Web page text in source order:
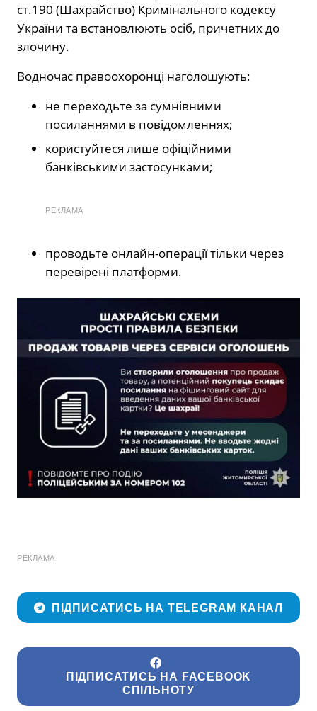
ст.190 (Шахрайство) Кримінального кодексу
України та встановлюють осіб, причетних до
злочину.
Водночас правоохоронці наголошують:
не переходьте за сумнівними
посиланнями в повідомленнях;
користуйтеся лише офіційними
банківськими застосунками;
РЕКЛАМА
проводьте онлайн-операції тільки через
перевірені платформи.
РЕКЛАМА
ПІДПИСАТИСЬ НА TELEGRAM КАНАЛ
ПІДПИСАТИСЬ НА FACEBOOK
СПІЛЬНОТУ